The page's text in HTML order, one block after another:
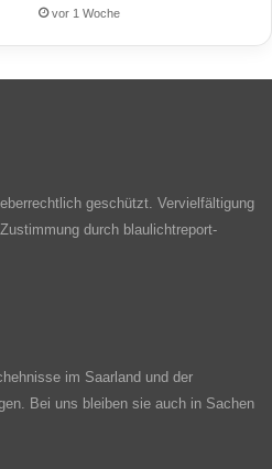
vor 1 Woche
geschützt. Vervielfältigung
durch blaulichtreport-
im Saarland und der
Bei uns bleiben sie auch in Sachen